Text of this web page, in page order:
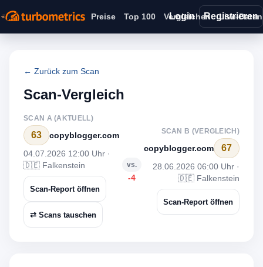
Preise Top 100 Vergleichen Live-Daten
Login Registrieren
← Zurück zum Scan
Scan-Vergleich
SCAN A (AKTUELL)
63
copyblogger.com
04.07.2026 12:00 Uhr ·
🇩🇪 Falkenstein
Scan-Report öffnen
⇄ Scans tauschen
vs.
-4
SCAN B (VERGLEICH)
copyblogger.com 67
28.06.2026 06:00 Uhr ·
🇩🇪 Falkenstein
Scan-Report öffnen